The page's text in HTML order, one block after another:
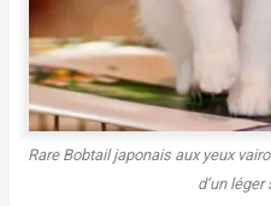
Rare Bobtail japonais aux yeux
d’un